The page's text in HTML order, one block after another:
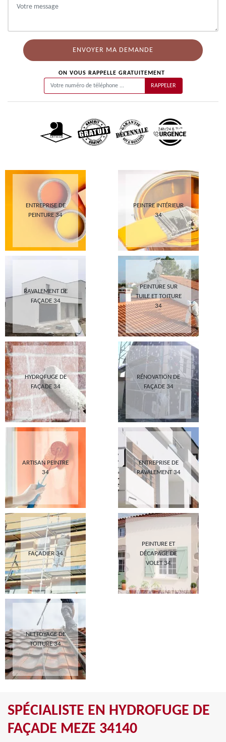
ON VOUS RAPPELLE GRATUITEMENT
ENTREPRISE DE
PEINTURE 34
PEINTRE INTÉRIEUR
34
RAVALEMENT DE
FAÇADE 34
PEINTURE SUR
TUILE ET TOITURE
34
HYDROFUGE DE
FAÇADE 34
RÉNOVATION DE
FAÇADE 34
ARTISAN PEINTRE
34
ENTREPRISE DE
RAVALEMENT 34
FAÇADIER 34
PEINTURE ET
DÉCAPAGE DE
VOLET 34
NETTOYAGE DE
TOITURE 34
SPÉCIALISTE EN HYDROFUGE DE
FAÇADE MEZE 34140